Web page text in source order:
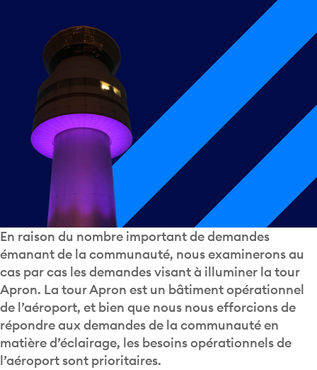
En raison du nombre important de demandes
émanant de la communauté, nous examinerons au
cas par cas les demandes visant à illuminer la tour
Apron. La tour Apron est un bâtiment opérationnel
de l’aéroport, et bien que nous nous efforcions de
répondre aux demandes de la communauté en
matière d’éclairage, les besoins opérationnels de
l’aéroport sont prioritaires.